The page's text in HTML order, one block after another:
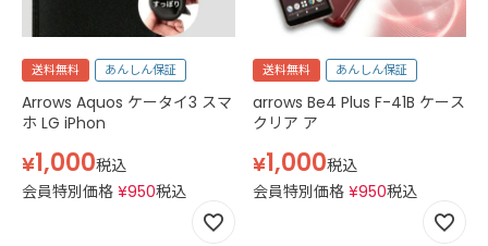
送料無料 あんしん保証
Arrows Aquos ケータイ3 スマ
ホ LG iPhon
¥1,000税込
会員特別価格 ¥950税込
送料無料 あんしん保証
arrows Be4 Plus F-41B ケース
クリア ア
¥1,000税込
会員特別価格 ¥950税込